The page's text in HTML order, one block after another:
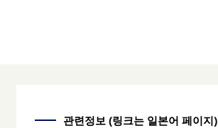
관련정보 (링크는 일본어 페이지)